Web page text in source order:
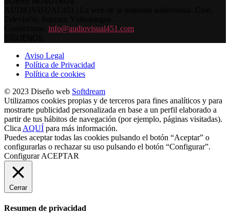
info@audiovisual451.com
Aviso Legal
Política de Privacidad
Política de cookies
© 2023 Diseño web Softdream
Utilizamos cookies propias y de terceros para fines analíticos y para
mostrarte publicidad personalizada en base a un perfil elaborado a
partir de tus hábitos de navegación (por ejemplo, páginas visitadas).
Clica AQUÍ para más información.
Puedes aceptar todas las cookies pulsando el botón “Aceptar” o
configurarlas o rechazar su uso pulsando el botón “Configurar”.
Configurar ACEPTAR
Cerrar
Resumen de privacidad